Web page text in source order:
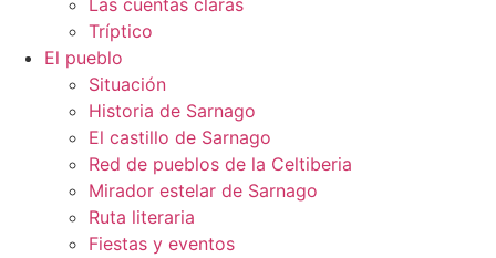
Las cuentas claras
Tríptico
El pueblo
Situación
Historia de Sarnago
El castillo de Sarnago
Red de pueblos de la Celtiberia
Mirador estelar de Sarnago
Ruta literaria
Fiestas y eventos